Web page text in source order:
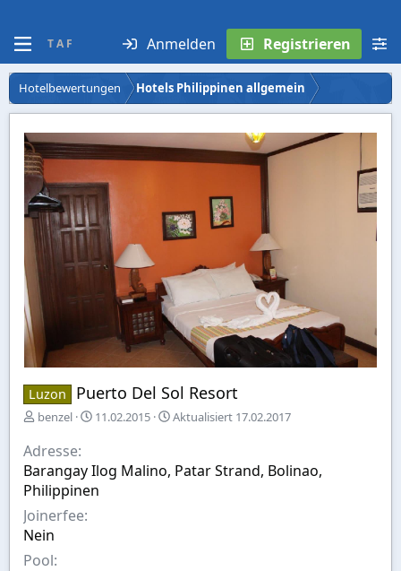
T A F Anmelden Registrieren
Hotelbewertungen Hotels Philippinen allgemein
Luzon Puerto Del Sol Resort
E
s
e
l
l
v
o
benzel
A
w
a
h
11.02.2015 Aktualisiert 17.02.2017
Adresse
Barangay Ilog Malino, Patar Strand, Bolinao,
Philippinen
Joinerfee
Nein
Pool